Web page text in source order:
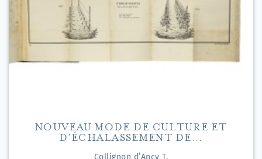
NOUVEAU MODE DE CULTURE ET
D'ÉCHALASSEMENT DE...
Collignon d’Ancy T.